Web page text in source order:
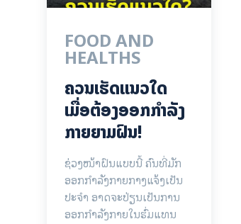
FOOD AND
HEALTHS
ຄວນເຮັດແນວໃດ
ເມື່ອຕ້ອງອອກກຳລັງ
ກາຍຍາມຝົນ!
ຊ່ວງໜ້າຝົນແບບນີ້ ຄົນທີ່ມັກ
ອອກກຳລັງກາຍກາງແຈ້ງເປັນ
ປະຈຳ ອາດຈະປ່ຽນເປັນການ
ອອກກຳລັງກາຍໃນຮົ່ມແທນ